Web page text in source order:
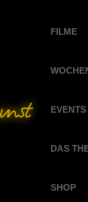
FILME
EVENTS
DAS
SHOP